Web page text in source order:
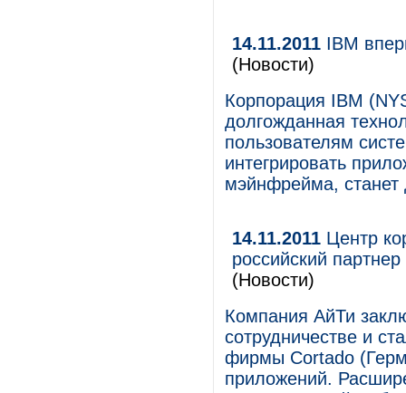
14.11.2011 IBM
(Новости)
Корпорация IBM
долгожданная
пользователям
интегрировать
мэйнфрейма, станет
14.11.2011 Центр
российский
(Новости)
Компания АйТи
сотрудничестве и
фирмы Cortado
приложений.